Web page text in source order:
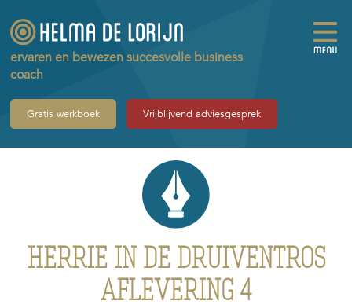
ervaren en bewezen succesvolle business
coach
Gratis werkboek Vrijblijvend adviesgesprek
HERRIE IN DE DRUIVENTROS
AFLEVERING 4